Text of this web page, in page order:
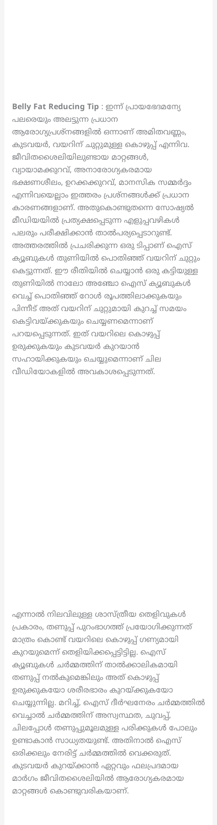
Belly Fat Reducing Tip: ഇന്ന് പ്രായഭേദമന്യേ
പലരെയും അലട്ടുന്ന പ്രധാന
ആരോഗ്യപ്രശ്നങ്ങളിൽ ഒന്നാണ് അമിതവണ്ണം,
കുടവയർ, വയറിന് ചുറ്റുമുള്ള കൊഴുപ്പ് എന്നിവ.
ജീവിതശൈലിയിലുണ്ടായ മാറ്റങ്ങൾ,
വ്യായാമക്കുറവ്, അനാരോഗ്യകരമായ
ഭക്ഷണശീലം, ഉറക്കക്കുറവ്, മാനസിക സമ്മർദ്ദം
എന്നിവയെല്ലാം ഇത്തരം പ്രശ്നങ്ങൾക്ക് പ്രധാന
കാരണങ്ങളാണ്. അതുകൊണ്ടുതന്നെ സോഷ്യൽ
മീഡിയയിൽ പ്രത്യക്ഷപ്പെടുന്ന എളുപ്പവഴികൾ
പലരും പരീക്ഷിക്കാൻ താൽപര്യപ്പെടാറുണ്ട്.
അത്തരത്തിൽ പ്രചരിക്കുന്ന ഒരു ടിപ്പാണ് ഐസ്
ക്യൂബുകൾ തുണിയിൽ പൊതിഞ്ഞ് വയറിന് ചുറ്റും
കെട്ടുന്നത്. ഈ രീതിയിൽ ചെയ്യാൻ ഒരു കട്ടിയുള്ള
തുണിയിൽ നാലോ അഞ്ചോ ഐസ് ക്യൂബുകൾ
വെച്ച് പൊതിഞ്ഞ് റോൾ രൂപത്തിലാക്കുകയും
പിന്നീട് അത് വയറിന് ചുറ്റുമായി കുറച്ച് സമയം
കെട്ടിവയ്ക്കുകയും ചെയ്യണമെന്നാണ്
പറയപ്പെടുന്നത്. ഇത് വയറിലെ കൊഴുപ്പ്
ഉരുക്കുകയും കുടവയർ കുറയാൻ
സഹായിക്കുകയും ചെയ്യുമെന്നാണ് ചില
വീഡിയോകളിൽ അവകാശപ്പെടുന്നത്.
എന്നാൽ നിലവിലുള്ള ശാസ്ത്രീയ തെളിവുകൾ
പ്രകാരം, തണുപ്പ് പുറംഭാഗത്ത് പ്രയോഗിക്കുന്നത്
മാത്രം കൊണ്ട് വയറിലെ കൊഴുപ്പ് ഗണ്യമായി
കുറയുമെന്ന് തെളിയിക്കപ്പെട്ടിട്ടില്ല. ഐസ്
ക്യൂബുകൾ ചർമ്മത്തിന് താൽക്കാലികമായി
തണുപ്പ് നൽകുമെങ്കിലും അത് കൊഴുപ്പ്
ഉരുക്കുകയോ ശരീരഭാരം കുറയ്ക്കുകയോ
ചെയ്യുന്നില്ല. മറിച്ച്, ഐസ് ദീർഘനേരം ചർമ്മത്തിൽ
വെച്ചാൽ ചർമ്മത്തിന് അസ്വസ്ഥത, ചുവപ്പ്,
ചിലപ്പോൾ തണുപ്പുമൂലമുള്ള പരിക്കുകൾ പോലും
ഉണ്ടാകാൻ സാധ്യതയുണ്ട്. അതിനാൽ ഐസ്
ഒരിക്കലും നേരിട്ട് ചർമ്മത്തിൽ വെക്കരുത്.
കുടവയർ കുറയ്ക്കാൻ ഏറ്റവും ഫലപ്രദമായ
മാർഗം ജീവിതശൈലിയിൽ ആരോഗ്യകരമായ
മാറ്റങ്ങൾ കൊണ്ടുവരികയാണ്.